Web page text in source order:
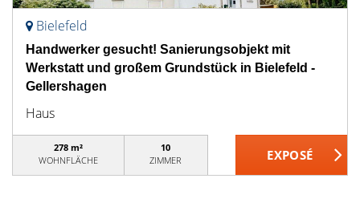
Bielefeld
Handwerker gesucht! Sanierungsobjekt mit
Werkstatt und großem Grundstück in Bielefeld -
Gellershagen
Haus
278 m²
WOHNFLÄCHE
10
ZIMMER